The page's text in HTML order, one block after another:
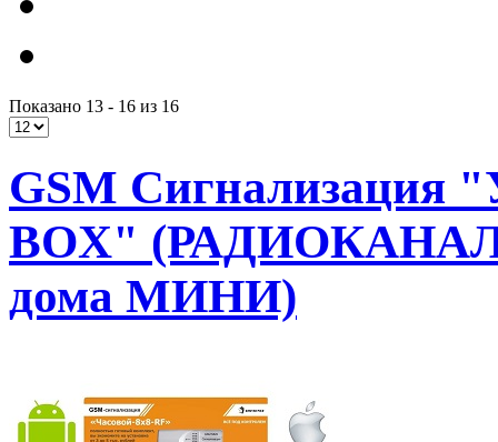
Показано 13 - 16 из 16
GSM Сигнализация
BOX"
дома МИНИ)